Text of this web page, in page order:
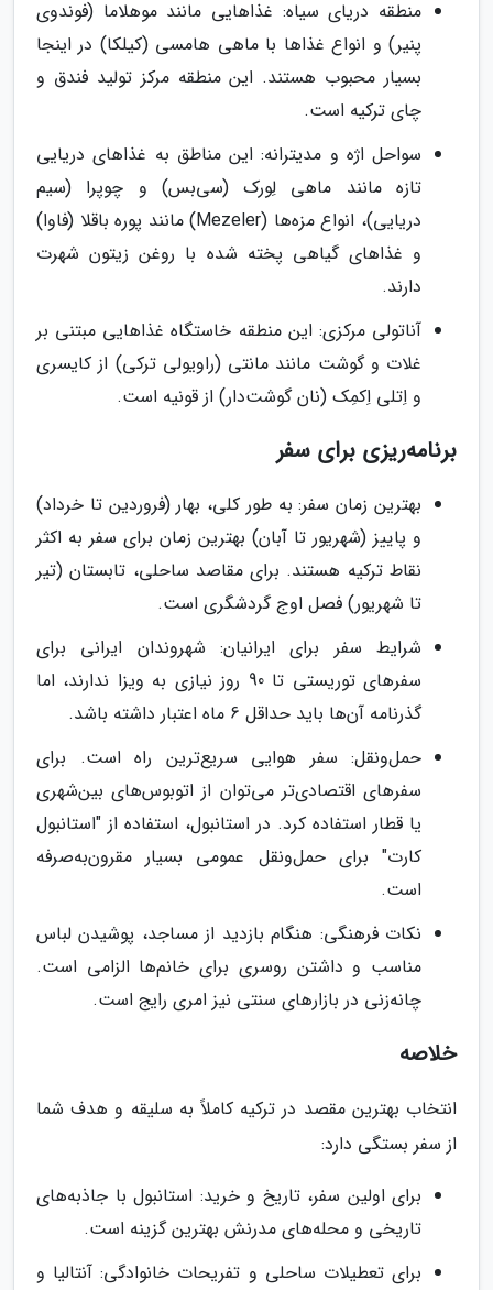
منطقه دریای سیاه: غذاهایی مانند موهلاما (فوندوی
پنیر) و انواع غذاها با ماهی هامسی (کیلکا) در اینجا
بسیار محبوب هستند. این منطقه مرکز تولید فندق و
چای ترکیه است.
سواحل اژه و مدیترانه: این مناطق به غذاهای دریایی
تازه مانند ماهی لِورک (سی‌بس) و چوپرا (سیم
دریایی)، انواع مزه‌ها (Mezeler) مانند پوره باقلا (فاوا)
و غذاهای گیاهی پخته شده با روغن زیتون شهرت
دارند.
آناتولی مرکزی: این منطقه خاستگاه غذاهایی مبتنی بر
غلات و گوشت مانند مانتی (راویولی ترکی) از کایسری
و اِتلی اِکمِک (نان گوشت‌دار) از قونیه است.
برنامه‌ریزی برای سفر
بهترین زمان سفر: به طور کلی، بهار (فروردین تا خرداد)
و پاییز (شهریور تا آبان) بهترین زمان برای سفر به اکثر
نقاط ترکیه هستند. برای مقاصد ساحلی، تابستان (تیر
تا شهریور) فصل اوج گردشگری است.
شرایط سفر برای ایرانیان: شهروندان ایرانی برای
سفرهای توریستی تا 90 روز نیازی به ویزا ندارند، اما
گذرنامه آن‌ها باید حداقل 6 ماه اعتبار داشته باشد.
حمل‌ونقل: سفر هوایی سریع‌ترین راه است. برای
سفرهای اقتصادی‌تر می‌توان از اتوبوس‌های بین‌شهری
یا قطار استفاده کرد. در استانبول، استفاده از "استانبول
کارت" برای حمل‌ونقل عمومی بسیار مقرون‌به‌صرفه
است.
نکات فرهنگی: هنگام بازدید از مساجد، پوشیدن لباس
مناسب و داشتن روسری برای خانم‌ها الزامی است.
چانه‌زنی در بازارهای سنتی نیز امری رایج است.
خلاصه
انتخاب بهترین مقصد در ترکیه کاملاً به سلیقه و هدف شما
از سفر بستگی دارد:
برای اولین سفر، تاریخ و خرید: استانبول با جاذبه‌های
تاریخی و محله‌های مدرنش بهترین گزینه است.
برای تعطیلات ساحلی و تفریحات خانوادگی: آنتالیا و